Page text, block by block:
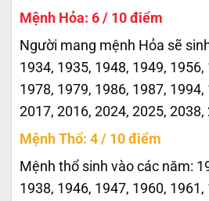
Mệnh Hỏa: 6 / 10 điểm
Người mang mệnh Hỏa sẽ
1934, 1935, 1948, 1949,
1978, 1979, 1986, 1987,
2017, 2016, 2024, 2025, 2038,
Mệnh Thổ: 4 / 10 điểm
Mệnh thổ sinh vào các năm:
1938, 1946, 1947, 1960,